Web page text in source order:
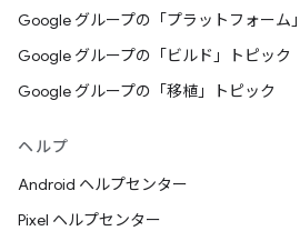
Google グループの「プラットフォーム
Google グループの「ビルド」トピック
Google グループの「移植」トピック
ヘルプ
Android ヘルプセンター
Pixel ヘルプセンター